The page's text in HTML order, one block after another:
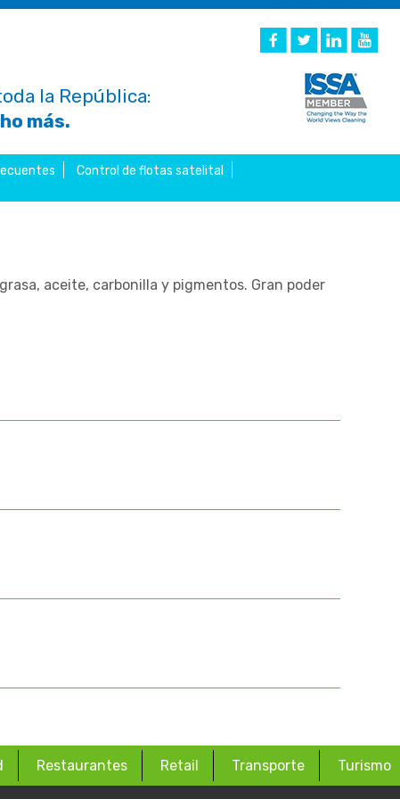
la República:
más.
Control de flotas satelital
aceite, carbonilla y pigmentos. Gran poder
Restaurantes Retail Transporte Turismo